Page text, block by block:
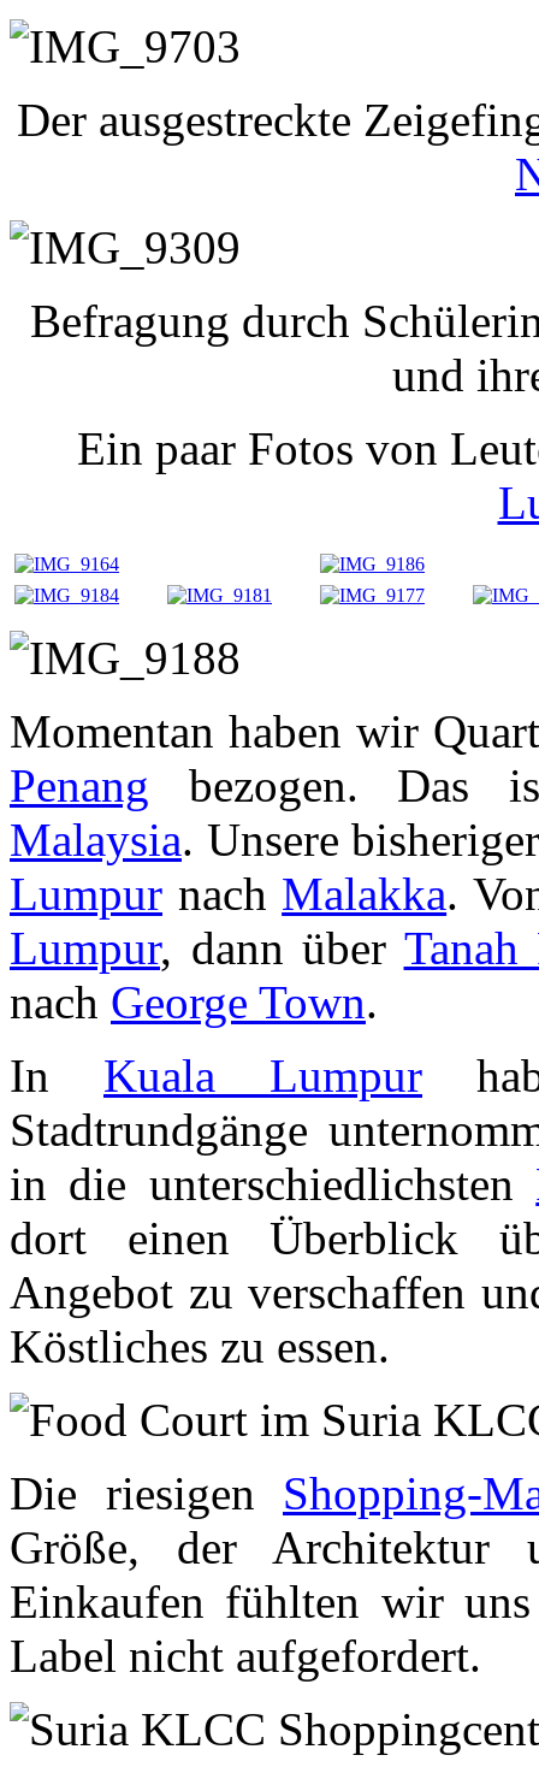
Der ausgestreckte
Befragung durch
und
Ein paar Fotos von
Momentan haben wir
Penang bezogen. Das
Malaysia. Unsere
Lumpur nach Malakka.
Lumpur, dann über Tanah
nach George Town.
In Kuala Lumpur
Stadtrundgänge
in die unterschiedlichsten
dort einen Überblick
Angebot zu verschaffen
Köstliches zu essen.
Die riesigen Shopping-
Größe, der Architektur
Einkaufen fühlten wir
Label nicht aufgefordert.